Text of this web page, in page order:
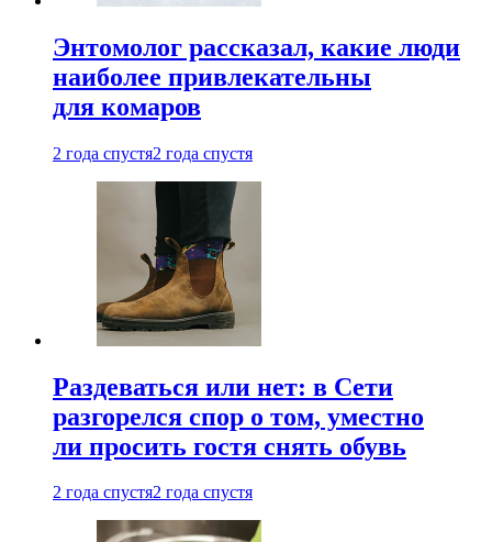
Энтомолог рассказал, какие люди
наиболее привлекательны
для комаров
2 года спустя2 года спустя
Раздеваться или нет: в Сети
разгорелся спор о том, уместно
ли просить гостя снять обувь
2 года спустя2 года спустя